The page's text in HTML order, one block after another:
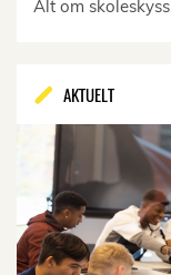
Alt om skoleskyss.
AKTUELT